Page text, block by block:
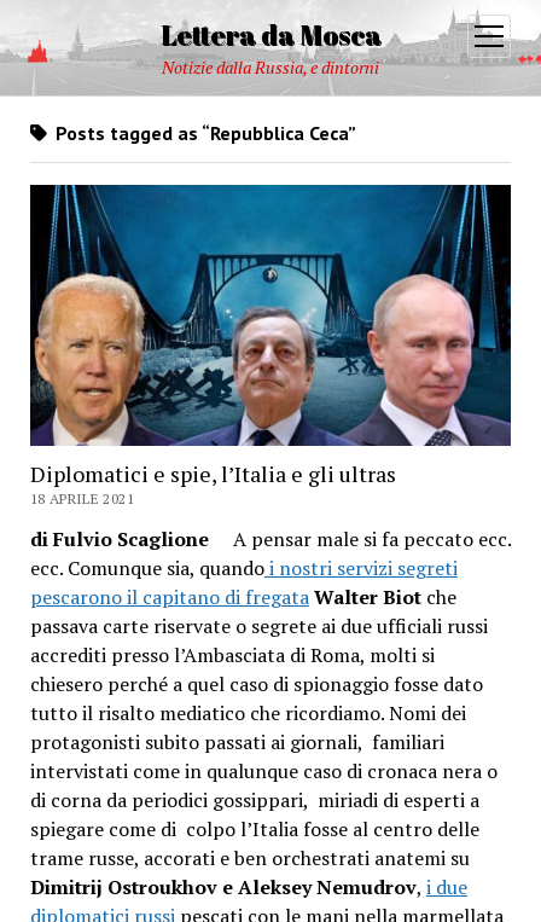
Lettera da Mosca
Notizie dalla Russia, e dintorni
open
menu
Posts tagged as “Repubblica Ceca”
Diplomatici e spie, l’Italia e gli ultras
18 APRILE 2021
di Fulvio ScaglioneA pensar male si fa peccato ecc.
ecc. Comunque sia, quandoi nostri servizi segreti
pescarono il capitano di fregataWalter Biotche
passava carte riservate o segrete ai due ufficiali russi
accrediti presso l’Ambasciata di Roma, molti si
chiesero perché a quel caso di spionaggio fosse dato
tutto il risalto mediatico che ricordiamo. Nomi dei
protagonisti subito passati ai giornali, familiari
intervistati come in qualunque caso di cronaca nera o
di corna da periodici gossippari, miriadi di esperti a
spiegare come di colpo l’Italia fosse al centro delle
trame russe, accorati e ben orchestrati anatemi su
Dimitrij Ostroukhov e Aleksey Nemudrov, i due
diplomatici russipescati con le mani nella marmellata